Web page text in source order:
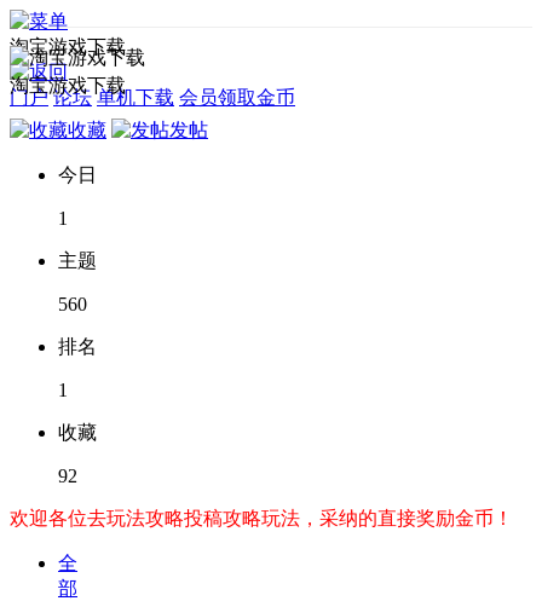
淘宝游戏下载
门户 论坛 单机下载 会员领取金币
淘宝游戏下载
收藏 发帖
今日
1
主题
560
排名
1
收藏
92
欢迎各位去玩法攻略投稿攻略玩法，采纳的直接奖励金币！
全
部